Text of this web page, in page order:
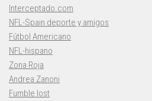
Interceptado.com
NFL-Spain deporte y amigos
Fútbol Americano
NFL-hispano
Zona Roja
Andrea Zanoni
Fumble lost